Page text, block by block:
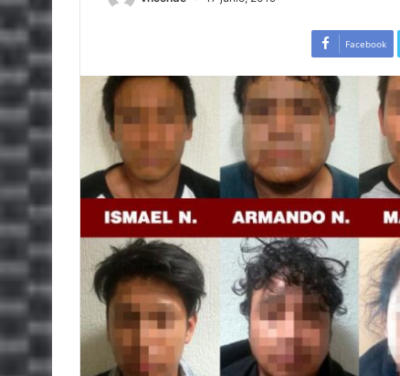
Facebook